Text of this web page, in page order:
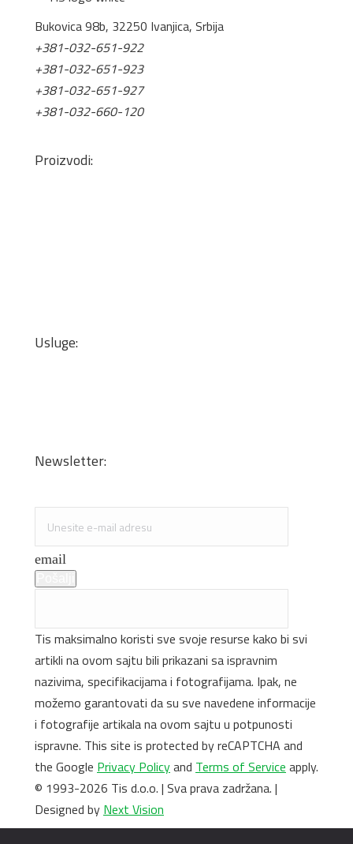
Bukovica 98b, 32250 Ivanjica, Srbija
+381-032-651-922
+381-032-651-923
+381-032-651-927
+381-032-660-120
Proizvodi:
Usluge:
Newsletter:
email
Tis maksimalno koristi sve svoje resurse kako bi svi
artikli na ovom sajtu bili prikazani sa ispravnim
nazivima, specifikacijama i fotografijama. Ipak, ne
možemo garantovati da su sve navedene informacije
i fotografije artikala na ovom sajtu u potpunosti
ispravne. This site is protected by reCAPTCHA and
the Google Privacy Policyand Terms of Service apply.
© 1993-2026 Tis d.o.o. | Sva prava zadržana. |
Designed by Next Vision